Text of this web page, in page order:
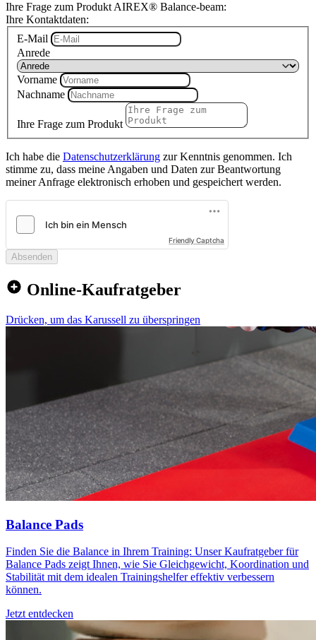
Ihre Frage zum Produkt AIREX® Balance-beam:
Ihre Kontaktdaten:
E-Mail
Anrede
Vorname
Nachname
Ihre Frage zum Produkt
Ich habe die Datenschutzerklärung zur Kenntnis genommen. Ich
stimme zu, dass meine Angaben und Daten zur Beantwortung
meiner Anfrage elektronisch erhoben und gespeichert werden.
Friendly Captcha
Absenden
Online-Kaufratgeber
Drücken, um das Karussell zu überspringen
Balance Pads
Finden Sie die Balance in Ihrem Training: Unser Kaufratgeber für
Balance Pads zeigt Ihnen, wie Sie Gleichgewicht, Koordination und
Stabilität mit dem idealen Trainingshelfer effektiv verbessern
können.
Jetzt entdecken